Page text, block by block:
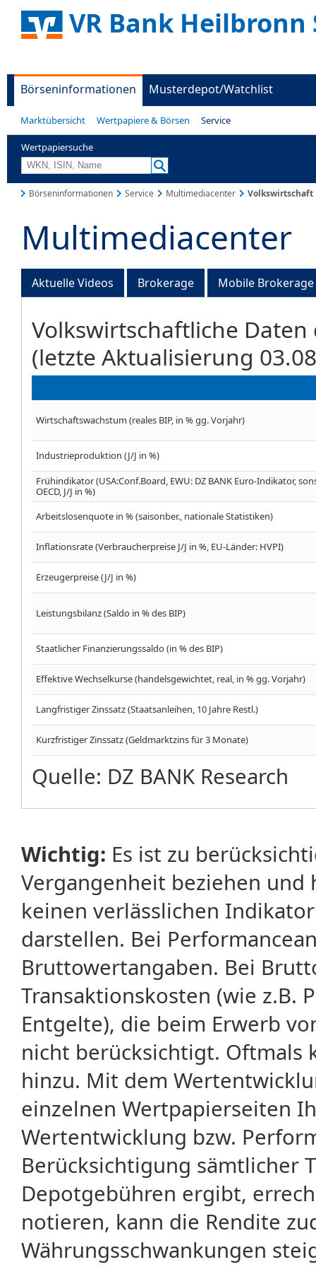
VR Bank Heilbronn
Börseninformationen Musterdepot/Watchlist
Marktübersicht Wertpapiere & Börsen Service
Wertpapiersuche
Börseninformationen Service Multimediacenter Volkswirtschaft
Multimediacenter
Aktuelle Videos Brokerage Mobile Brokerage
Volkswirtschaftliche
(letzte Aktualisierung
Wirtschaftswachstum (reales BIP, in % gg. Vorjahr)
Industrieproduktion (J/J in %)
Frühindikator (USA:Conf.Board, EWU: DZ BANK Euro-Indikator,
OECD, J/J in %)
Arbeitslosenquote in % (saisonber., nationale Statistiken)
Inflationsrate (Verbraucherpreise J/J in %, EU-Länder: HVPI)
Erzeugerpreise (J/J in %)
Leistungsbilanz (Saldo in % des BIP)
Staatlicher Finanzierungssaldo (in % des BIP)
Effektive Wechselkurse (handelsgewichtet, real, in % gg. Vorjahr)
Langfristiger Zinssatz (Staatsanleihen, 10 Jahre Restl.)
Kurzfristiger Zinssatz (Geldmarktzins für 3 Monate)
Quelle: DZ BANK Research
Wichtig: Es ist zu
Vergangenheit beziehen
keinen verlässlichen
darstellen. Bei
Bruttowertangaben. Bei
Transaktionskosten (wie z.B.
Entgelte), die beim Erwerb
nicht berücksichtigt. Oftmals
hinzu. Mit dem
einzelnen Wertpapierseiten
Wertentwicklung bzw.
Berücksichtigung sämtlicher
Depotgebühren ergibt,
notieren, kann die Rendite
Währungsschwankungen